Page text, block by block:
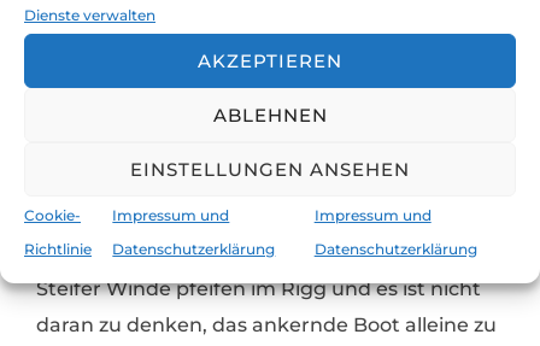
Dienste verwalten
AKZEPTIEREN
ABLEHNEN
EINSTELLUNGEN ANSEHEN
Cookie-
Richtlinie
Impressum und
Datenschutzerklärung
Impressum und
Datenschutzerklärung
beiden schon sehen.
Mit frischem Wind ziehen wir durch die Große
Belt Brücke und tauchen in die Inselwelt. Wir
rauschen mit dem Boot bei unglaublicher
Strömung durch den Sund. Unser Besuch der
dänischen Südsee wird vom Wetter vereitelt.
Steifer Winde pfeifen im Rigg und es ist nicht
daran zu denken, das ankernde Boot alleine zu